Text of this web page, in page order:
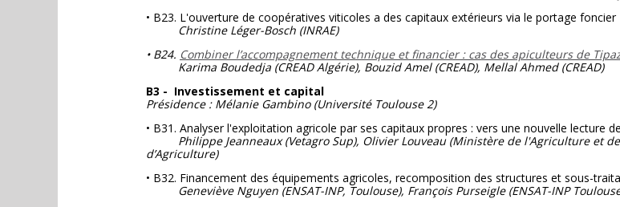
• B23. L'ouverture de coopératives viticoles a des capitaux extérieurs via le portage foncier
Christine Léger-Bosch (INRAE)
• B24. Combiner l’accompagnement technique et financier : cas des apiculteurs de
Karima Boudedja (CREAD Algérie), Bouzid Amel (CREAD), Mellal Ahmed (CREAD)
B3 - Investissement et capital
Présidence : Mélanie Gambino (Université Toulouse 2)
• B31. Analyser l'exploitation agricole par ses capitaux propres : vers une nouvelle lecture
Philippe Jeanneaux (Vetagro Sup), Olivier Louveau (Ministère de l'Agriculture et
d’Agriculture)
• B32. Financement des équipements agricoles, recomposition des structures et sous-
Geneviève Nguyen (ENSAT-INP, Toulouse), François Purseigle (ENSAT-INP